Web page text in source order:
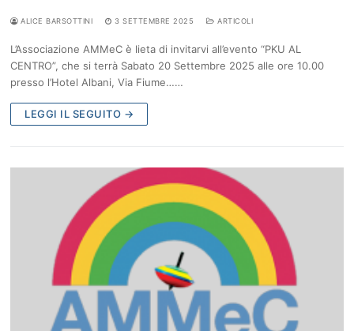
ALICE BARSOTTINI 3 SETTEMBRE 2025 ARTICOLI
L’Associazione AMMeC è lieta di invitarvi all’evento “PKU AL
CENTRO”, che si terrà Sabato 20 Settembre 2025 alle ore 10.00
presso l’Hotel Albani, Via Fiume……
LEGGI IL SEGUITO →